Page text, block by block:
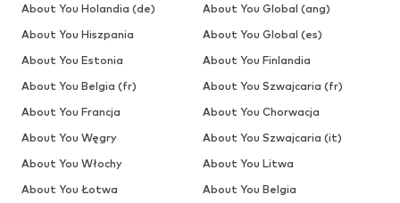
About You Holandia (de)
About You Global (ang)
About You Hiszpania
About You Global (es)
About You Estonia
About You Finlandia
About You Belgia (fr)
About You Szwajcaria (fr)
About You Francja
About You Chorwacja
About You Węgry
About You Szwajcaria (it)
About You Włochy
About You Litwa
About You Łotwa
About You Belgia